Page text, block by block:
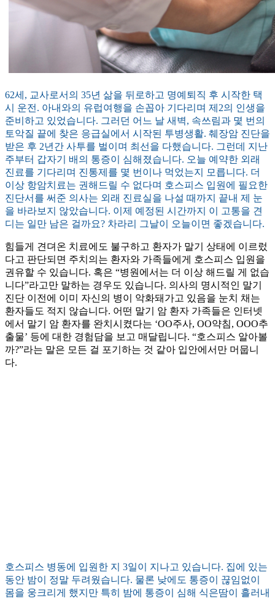
62세, 교사로서의 35년 삶을 뒤로하고 명예퇴직 후 시작한 택
시 운전. 아내와의 유럽여행을 손꼽아 기다리며 제2의 인생을
준비하고 있었습니다. 그러던 어느 날 새벽, 속쓰림과 몇 번의
토악질 끝에 찾은 응급실에서 시작된 투병생활. 췌장암 진단을
받은 후 2년간 사투를 벌이며 최선을 다했습니다. 그런데 지난
주부터 갑자기 배의 통증이 심해졌습니다. 오늘 예약한 외래
진료를 기다리며 진통제를 몇 번이나 먹었는지 모릅니다. 더
이상 항암치료는 권해드릴 수 없다며 호스피스 입원에 필요한
진단서를 써준 의사는 외래 진료실을 나설 때까지 끝내 제 눈
을 바라보지 않았습니다. 이제 예정된 시간까지 이 고통을 견
디는 일만 남은 걸까요? 차라리 그날이 오늘이면 좋겠습니다.
힘들게 견뎌온 치료에도 불구하고 환자가 말기 상태에 이르렀
다고 판단되면 주치의는 환자와 가족들에게 호스피스 입원을
권유할 수 있습니다. 혹은 “병원에서는 더 이상 해드릴 게 없습
니다”라고만 말하는 경우도 있습니다. 의사의 명시적인 말기
진단 이전에 이미 자신의 병이 악화돼가고 있음을 눈치 채는
환자들도 적지 않습니다. 어떤 말기 암 환자 가족들은 인터넷
에서 말기 암 환자를 완치시켰다는 ‘OO주사, OO약침, OOO추
출물’ 등에 대한 경험담을 보고 매달립니다. “호스피스 알아볼
까?”라는 말은 모든 걸 포기하는 것 같아 입안에서만 머뭅니
다.
호스피스 병동에 입원한 지 3일이 지나고 있습니다. 집에 있는
동안 밤이 정말 두려웠습니다. 물론 낮에도 통증이 끊임없이
몸을 웅크리게 했지만 특히 밤에 통증이 심해 식은땀이 흘러내